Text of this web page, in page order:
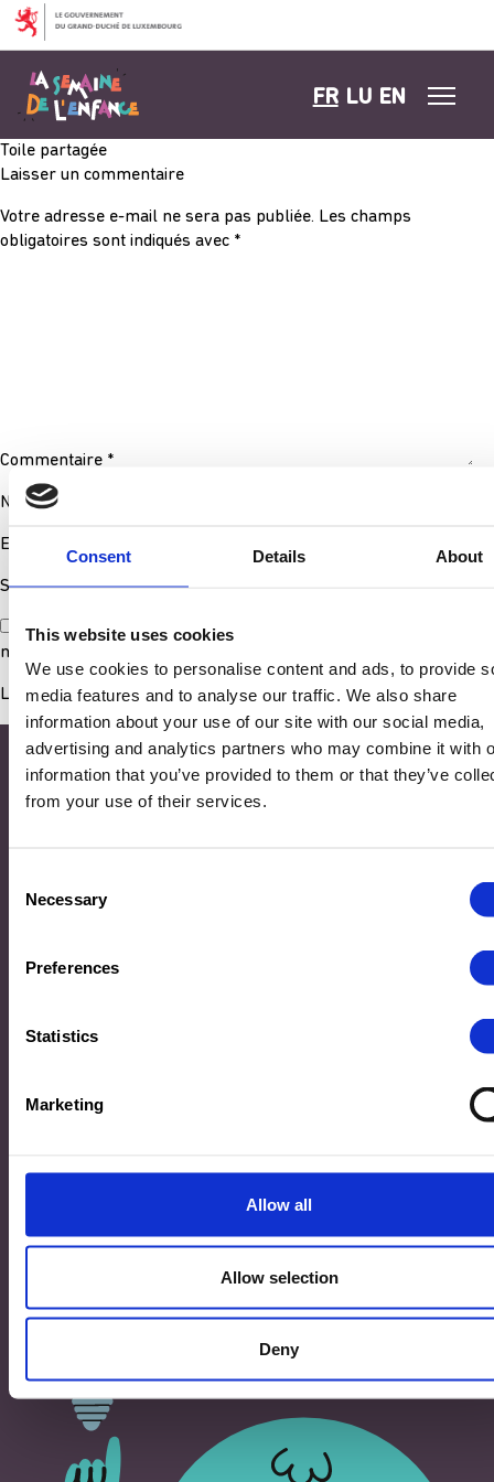
Consent Details About
This website uses cookies
We use cookies to personalise content and ads, to provide
media features and to analyse our traffic. We also share
information about your use of our site with our social media,
advertising and analytics partners who may combine it with
information that you’ve provided to them or that they’ve
from your use of their services.
Selection
Necessary
Preferences
Statistics
Marketing
Allow all
Allow selection
Deny
Aller au contenu
FR LU EN
Toile partagée
Laisser un commentaire
Votre adresse e-mail ne sera pas publiée. Les champs
obligatoires sont indiqués avec *
Commentaire *
Nom*
E-mail
Site web
Enregistrer mon nom, mon e-mail et mon site dans le
navigateur pour mon prochain commentaire.
Adresse
©2026 Ministère de l’Éducation nationale, de l’Enfance